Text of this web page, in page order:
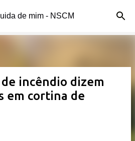
o conteúdo principal
de mim - NSCM
incêndio dizem
em cortina de